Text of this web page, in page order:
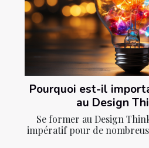
Pourquoi est-il
au Design
Se former au Design
impératif pour de